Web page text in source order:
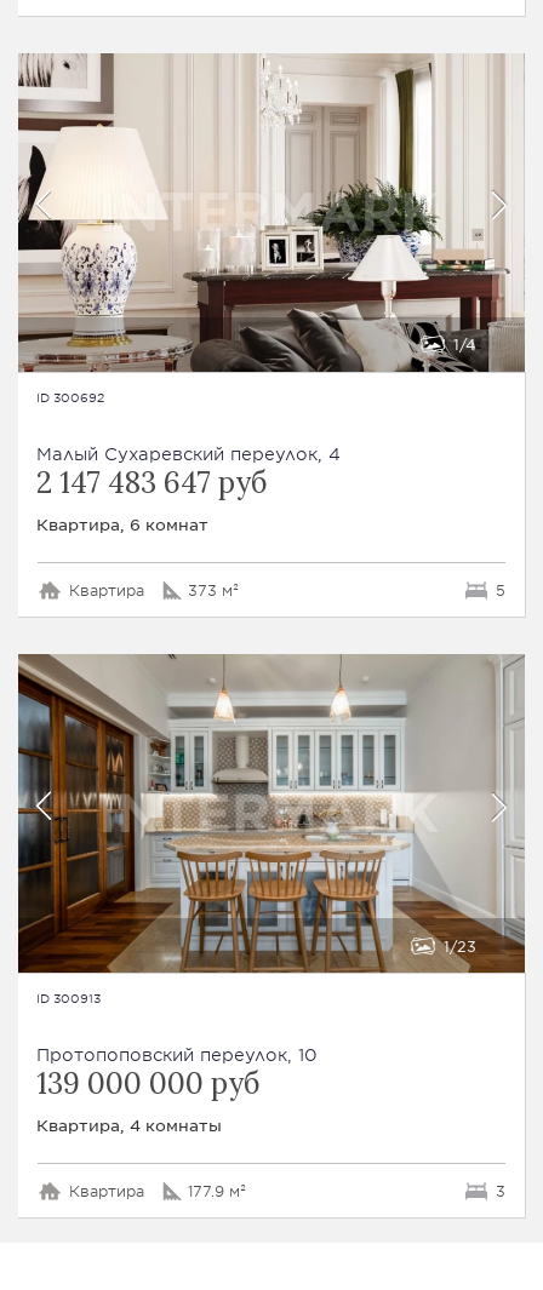
1 4
ID 300692
Малый Сухаревский переулок, 4
2 147 483 647 руб
Квартира, 6 комнат
Квартира 373 м² 5
1 23
ID 300913
Протопоповский переулок, 10
139 000 000 руб
Квартира, 4 комнаты
Квартира 177.9 м² 3